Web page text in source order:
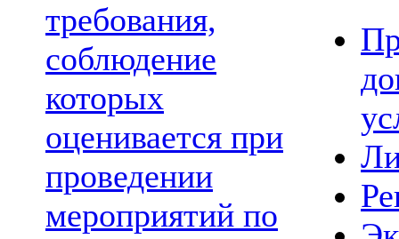
требования,
соблюдение
которых
оценивается при
проведении
мероприятий по